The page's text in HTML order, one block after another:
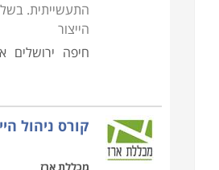
התעשייתית. בשל
הייצור
חיפה ירושלים
קורס ניהול
מכללת ארז